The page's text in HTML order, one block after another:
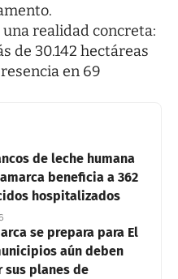
realidad concreta:
de 30.142 hectáreas
en 69
de leche humana
beneficia a 362
hospitalizados
se prepara para El
aún deben
sus planes de